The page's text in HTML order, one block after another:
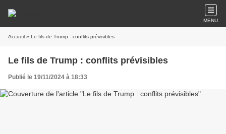
MENU
Accueil » Le fils de Trump : conflits prévisibles
Le fils de Trump : conflits prévisibles
Publié le 19/11/2024 à 18:33